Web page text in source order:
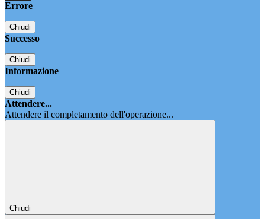
Errore
Chiudi
Successo
Chiudi
Informazione
Chiudi
Attendere...
Attendere il completamento dell'operazione...
Chiudi